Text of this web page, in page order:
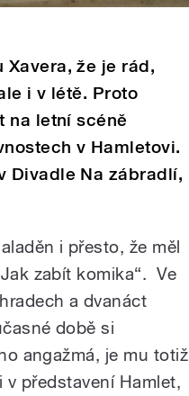
že je rád,
i v létě. Proto
na letní scéně
v Hamletovi.
Divadle Na zábradlí,
i přesto, že měl
zabít komika“. Ve
a dvanáct
době si
angažmá, je mu totiž
představení Hamlet,